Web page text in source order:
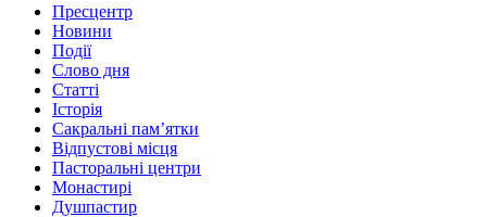
Пресцентр
Новини
Події
Слово дня
Статті
Історія
Сакральні пам’ятки
Відпустові місця
Пасторальні центри
Монастирі
Душпастир